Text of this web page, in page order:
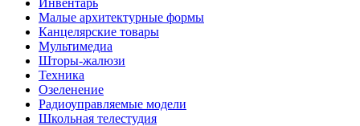
Малые архитектурные формы
Канцелярские товары
Мультимедиа
Шторы-жалюзи
Техника
Озеленение
Радиоуправляемые модели
Школьная телестудия